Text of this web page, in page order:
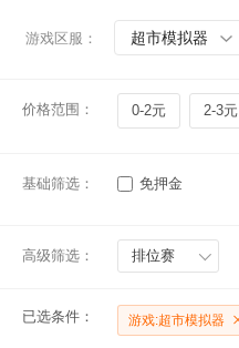
游戏区服： 超市模拟器
价格范围： 0-2元 2-3元
基础筛选： 免押金
高级筛选： 排位赛
已选条件： 游戏:超市模拟器